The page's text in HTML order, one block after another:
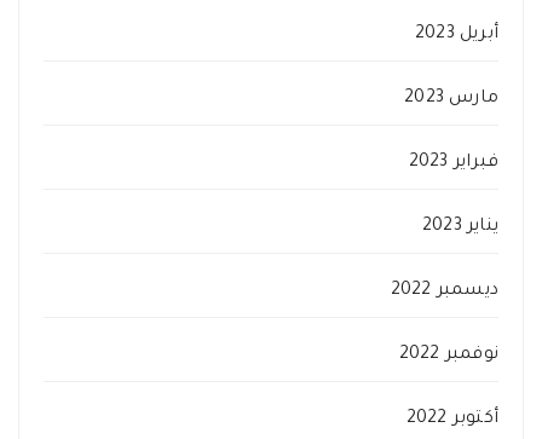
أبريل 2023
مارس 2023
فبراير 2023
يناير 2023
ديسمبر 2022
نوفمبر 2022
أكتوبر 2022